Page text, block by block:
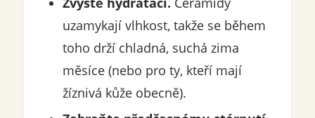
uzamykají vlhkost, takže se během
toho drží chladná, suchá zima
měsíce (nebo pro ty, kteří mají
žíznivá kůže obecně).